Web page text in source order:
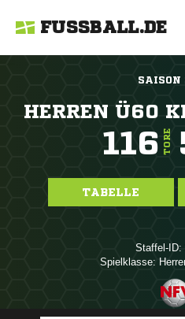
FUSSBALL.DE
SAISON
HERREN Ü60
116 TORE
TABELLE
Staffel-ID:
Spielklasse: